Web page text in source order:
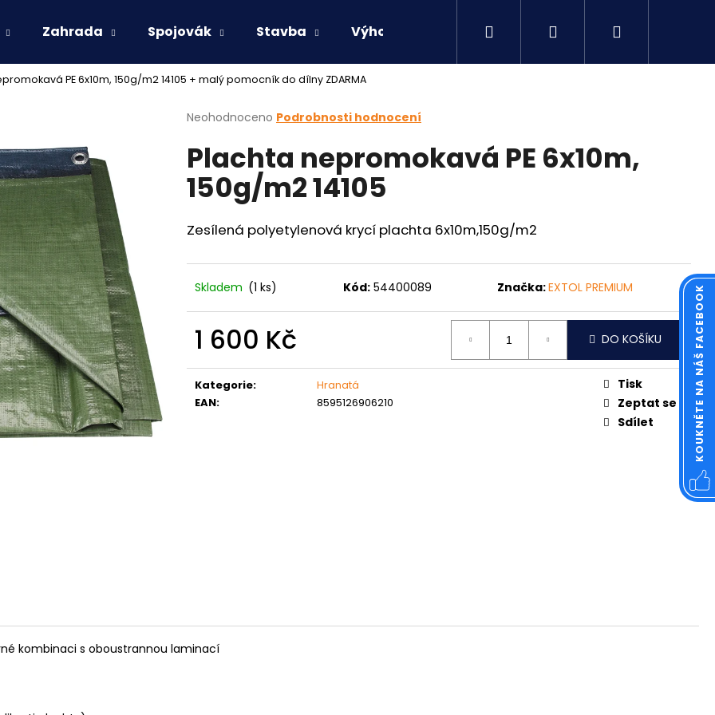
Zahrada Spojovák Stavba Výhodné sety Kontakty Přihlášení
PE 6x10m, 150g/m2 14105 + malý pomocník do dílny ZDARMA
Průměrné
produktu
je
0,0
hvězdiček.
Neohodnoceno Podrobnosti hodnocení
Plachta nepromokavá PE 6x10m,
150g/m2 14105
Zesílená polyetylenová krycí plachta 6x10m,150g/m2
Skladem (1 ks) Kód: 54400089 Značka:EXTOL PREMIUM
1 600 Kč
cena:
DO KOŠÍKU
Kategorie:
Hranatá
EAN: 8595126906210
Tisk
Zeptat se
Sdílet
kombinaci s oboustrannou laminací
Co potřebujete najít?
HLEDAT
Doporučujeme
Následující
ŠESTIHRANNÁ PRODLOUŽENÁ
Kč
PODLOŽKA PÉROVÁ ČTVERCOVÁ NEREZ
KOUKNĚTE NA NÁŠ FACEBOOK